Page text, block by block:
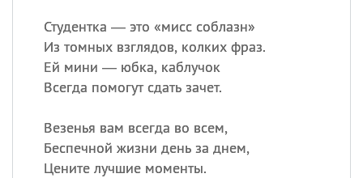
Студентка — это «мисс соблазн»
Из томных взглядов, колких фраз.
Ей мини — юбка, каблучок
Всегда помогут сдать зачет.
Везенья вам всегда во всем,
Беспечной жизни день за днем,
Цените лучшие моменты.